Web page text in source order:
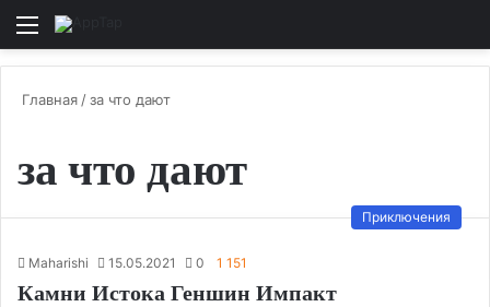
Меню
Главная /за что дают
за что дают
Приключения
Maharishi 15.05.2021 0 1 151
Камни Истока Геншин Импакт